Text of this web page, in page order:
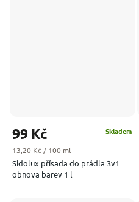
Sidolux přísada do prádla 3v1
obnova barev 1 l
Skladem
99 Kč
Měrná cena:
13,20 Kč / 100 ml